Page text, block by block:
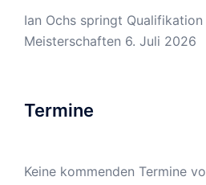
Ian Ochs springt
Meisterschaften 6. Juli 2026
Termine
Keine kommenden Termine